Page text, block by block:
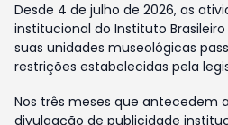
Desde 4 de julho de 2026, as
institucional do Instituto
suas unidades museológicas
restrições estabelecidas pela
Nos três meses que antecedem
divulgação de publicidade